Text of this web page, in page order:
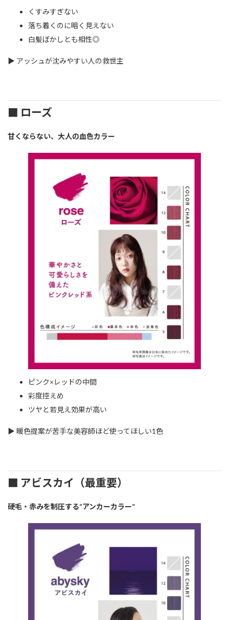
くすみすぎない
落ち着くのに暗く見えない
白髪ぼかしとも相性◎
▶ アッシュが沈みやすい人の救世主
■ ローズ
甘くならない、大人の血色カラー
ピンク×レッドの中間
彩度控えめ
ツヤと若見え効果が高い
▶ 暖色提案が苦手な美容師ほど使ってほしい1色
■ アビスカイ（最重要）
硬毛・赤みを制圧する“アンカーカラー”